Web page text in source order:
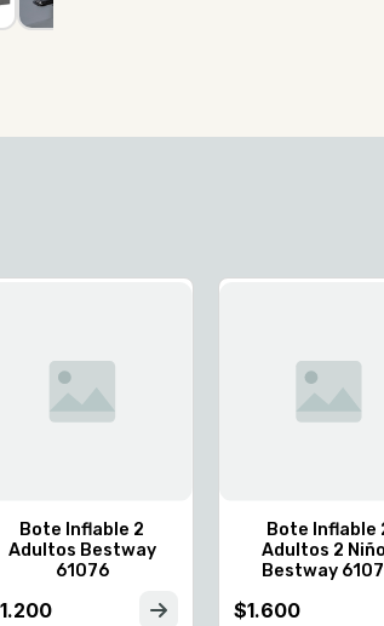
Bote Inflable 2
Adultos Bestway
61076
Bote Inflable
Adultos 2
Bestway
$1.600